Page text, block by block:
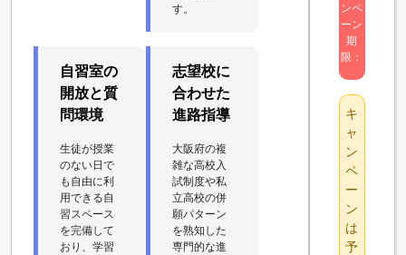
す。
自習室の
開放と質
問環境
生徒が授業
のない日で
も自由に利
用できる自
習スペース
を完備して
おり、学習
志望校に
合わせた
進路指導
大阪府の複
雑な高校入
試制度や私
立高校の併
願パターン
を熟知した
専門的な進
ンペ
ーン
期
限：
キ
ャ
ン
ペ
ー
ン
は
予